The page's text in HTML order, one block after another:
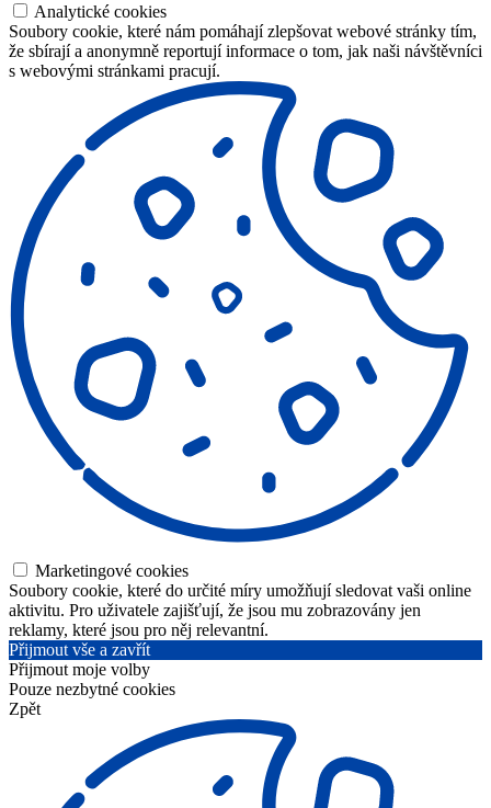
Analytické cookies
Soubory cookie, které nám pomáhají zlepšovat webové stránky tím,
že sbírají a anonymně reportují informace o tom, jak naši návštěvníci
s webovými stránkami pracují.
Marketingové cookies
Soubory cookie, které do určité míry umožňují sledovat vaši online
aktivitu. Pro uživatele zajišťují, že jsou mu zobrazovány jen
reklamy, které jsou pro něj relevantní.
Přijmout vše a zavřít
Přijmout moje volby
Pouze nezbytné cookies
Zpět